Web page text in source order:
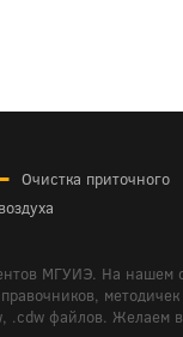
Очистка приточного
воздуха
МГУИЭ. На
файлов. Желаем